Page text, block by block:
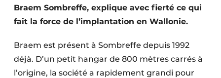
Fondations
Façades
Géotextiles
Infrastructures souterraines et égouttage
Braem Sombreffe, explique avec fierté ce qui
fait la force de l’implantation en Wallonie.
Braem est présent à Sombreffe depuis 1992
déjà. D’un petit hangar de 800 mètres carrés à
l’origine, la société a rapidement grandi pour